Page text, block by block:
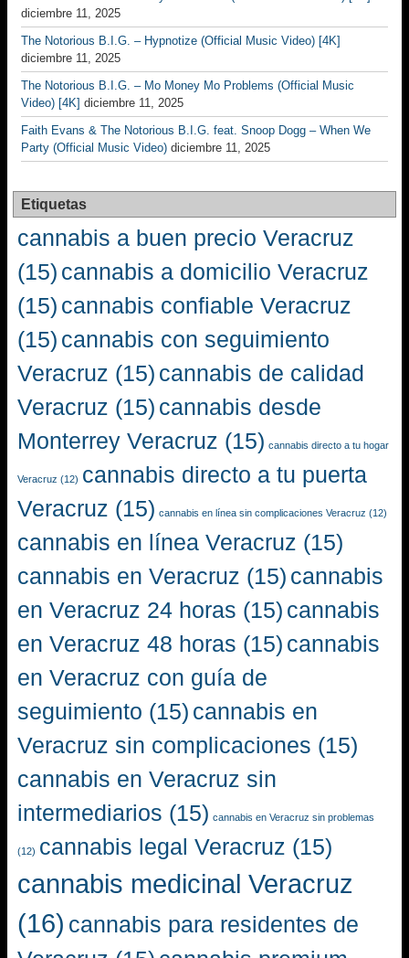
diciembre 11, 2025
The Notorious B.I.G. – Hypnotize (Official Music Video) [4K]
diciembre 11, 2025
The Notorious B.I.G. – Mo Money Mo Problems (Official Music
Video) [4K] diciembre 11, 2025
Faith Evans & The Notorious B.I.G. feat. Snoop Dogg – When We
Party (Official Music Video) diciembre 11, 2025
Etiquetas
cannabis a buen precio Veracruz
(15) cannabis a domicilio Veracruz
(15) cannabis confiable Veracruz
(15) cannabis con seguimiento
Veracruz (15) cannabis de calidad
Veracruz (15) cannabis desde
Monterrey Veracruz (15) cannabis directo a tu hogar
Veracruz (12) cannabis directo a tu puerta
Veracruz (15) cannabis en línea sin complicaciones Veracruz (12)
cannabis en línea Veracruz (15)
cannabis en Veracruz (15) cannabis
en Veracruz 24 horas (15) cannabis
en Veracruz 48 horas (15) cannabis
en Veracruz con guía de
seguimiento (15) cannabis en
Veracruz sin complicaciones (15)
cannabis en Veracruz sin
intermediarios (15) cannabis en Veracruz sin problemas
(12) cannabis legal Veracruz (15)
cannabis medicinal Veracruz
(16) cannabis para residentes de